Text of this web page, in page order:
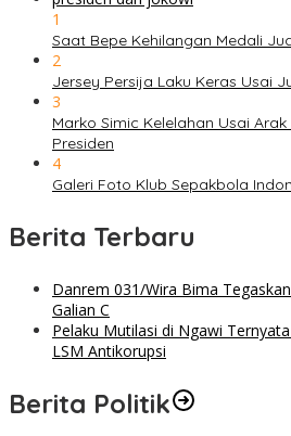
1
Saat Bepe Kehilangan Medali
2
Jersey Persija Laku Keras Usai
3
Marko Simic Kelelahan Usai
Presiden
4
Galeri Foto Klub Sepakbola
Berita Terbaru
Danrem 031/Wira Bima
Galian C
Pelaku Mutilasi di Ngawi
LSM Antikorupsi
Berita Politik